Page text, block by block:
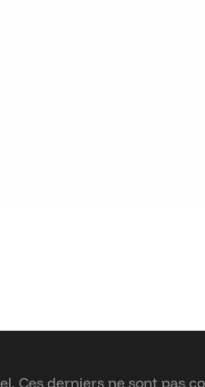
Ces derniers ne sont pas